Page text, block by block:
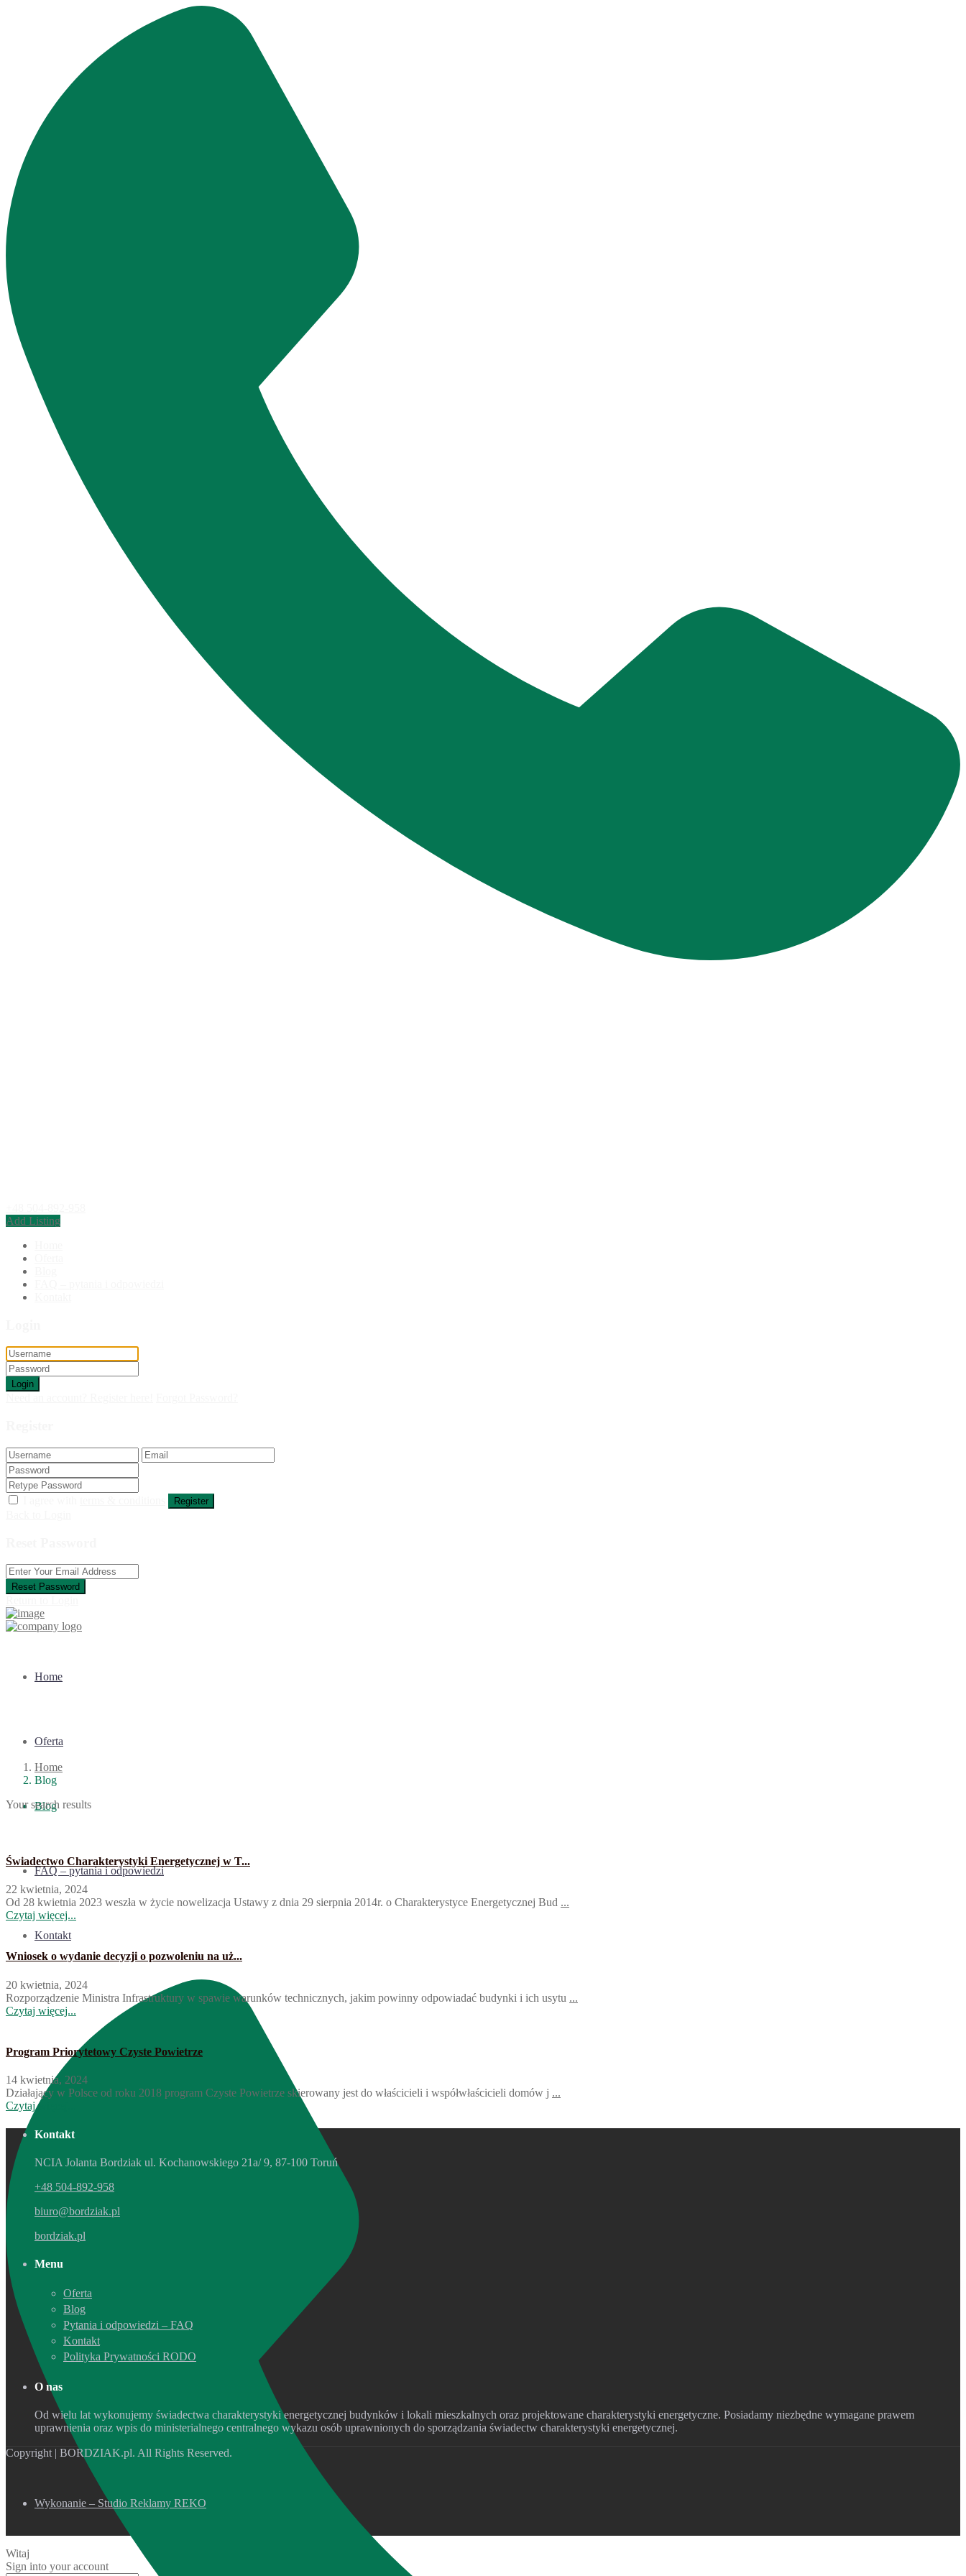
Add Listing
Login
Register
Reset Password
Home
Oferta
Blog
FAQ – pytania i odpowiedzi
Kontakt
Home
Blog
Your search results
Świadectwo Charakterystyki Energetycznej w T...
22 kwietnia, 2024
Od 28 kwietnia 2023 weszła w życie nowelizacja Ustawy z dnia 29 sierpnia 2014r. o Charakterystyce Energetycznej Bud ...
Czytaj więcej...
Wniosek o wydanie decyzji o pozwoleniu na uż...
20 kwietnia, 2024
Rozporządzenie Ministra Infrastruktury w spawie warunków technicznych, jakim powinny odpowiadać budynki i ich usytu ...
Czytaj więcej...
Program Priorytetowy Czyste Powietrze
14 kwietnia, 2024
Działający w Polsce od roku 2018 program Czyste Powietrze skierowany jest do właścicieli i współwłaścicieli domów j ...
Czytaj więcej...
Kontakt
NCIA Jolanta Bordziak ul. Kochanowskiego 21a/ 9, 87-100 Toruń
+48 504-892-958
biuro@bordziak.pl
bordziak.pl
Menu
Oferta
Blog
Pytania i odpowiedzi – FAQ
Kontakt
Polityka Prywatności RODO
O nas
Od wielu lat wykonujemy świadectwa charakterystyki energetycznej budynków i lokali mieszkalnych oraz projektowane charakterystyki energetyczne. Posiadamy niezbędne wymagane prawem
uprawnienia oraz wpis do ministerialnego centralnego wykazu osób uprawnionych do sporządzania świadectw charakterystyki energetycznej.
Copyright | BORDZIAK.pl. All Rights Reserved.
Wykonanie – Studio Reklamy REKO
Witaj
Sign into your account